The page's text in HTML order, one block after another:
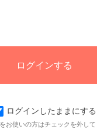
ログインしたままにする
お使いの方はチェックを外し